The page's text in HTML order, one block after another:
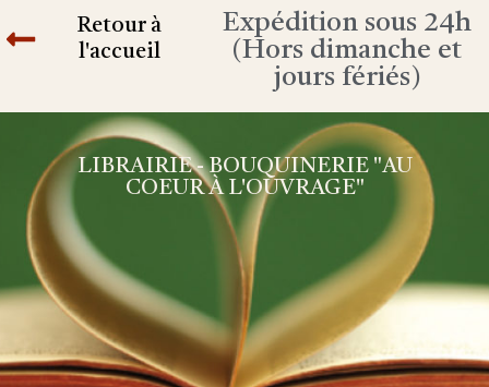
Retour à
l'accueil
Expédition sous 24h
(Hors dimanche et
jours fériés)
LIBRAIRIE - BOUQUINERIE "AU
COEUR À L'OUVRAGE"